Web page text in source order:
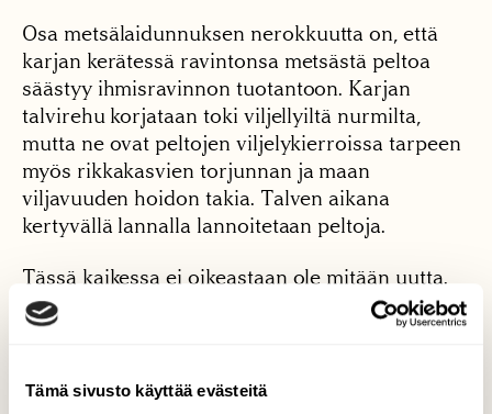
Tämä sivusto käyttää evästeitä
Osa metsälaidunnuksen nerokkuutta on, että
karjan kerätessä ravintonsa metsästä peltoa
säästyy ihmisravinnon tuotantoon. Karjan
talvirehu korjataan toki viljellyiltä nurmilta,
mutta ne ovat peltojen viljelykierroissa tarpeen
myös rikkakasvien torjunnan ja maan
viljavuuden hoidon takia. Talven aikana
kertyvällä lannalla lannoitetaan peltoja.
Tässä kaikessa ei oikeastaan ole mitään uutta.
Aikoinaan maatalous toimi juuri näin. Ihanaa on
nähdä, että sama tapa harjoittaa maataloutta
viljelijöille taloudellisesti järkevä vaihtoehto.